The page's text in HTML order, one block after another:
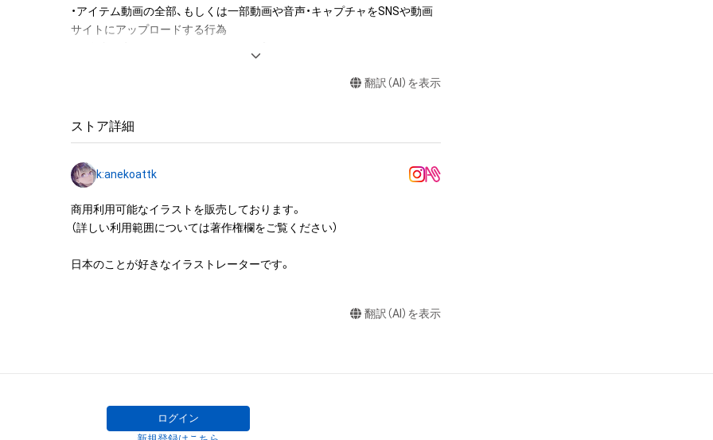
・アイテム動画の全部、もしくは一部動画や音声・キャプチャをSNSや動画
サイトにアップロードする行為
・アイテムの画像を使用してメッセージカードを制作し友達に送る
・アイテム画像を使用し、グッズや商品を制作して有料販売、および無料配
成する
アイテムに関する注意事項
・本アイテムに関する創作物(画像および映像、音楽、商標またはロゴ等を含
用新案権、商標権、意匠権その他の知的財産権(それらの権利を取得し、又は
託を受けている者によって保護されています。そのため、本アイテムを保
する権利」の範囲を超えた行為、知的財産権を侵害するおそれのある行為
(改変、公開、配布、逆コンパイル、リバースエンジニアリングを含みますが、
翻訳（AI）を表示
ストア詳細
k:anekoattk
商用利用可能なイラストを販売しております。
（詳しい利用範囲については著作権欄をご覧ください）
日本のことが好きなイラストレーターです。
翻訳（AI）を表示
ログイン